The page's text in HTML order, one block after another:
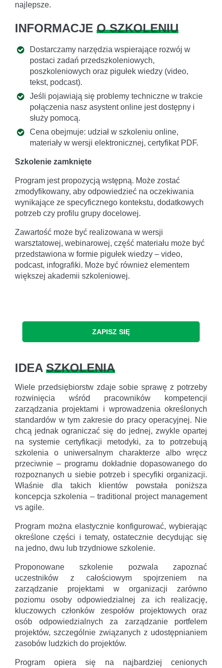
najlepsze.
INFORMACJE O SZKOLENIU
Dostarczamy narzędzia wspierające rozwój w
postaci zadań przedszkoleniowych,
poszkoleniowych oraz pigułek wiedzy (video,
tekst, podcast).
Jeśli pojawiają się problemy techniczne w trakcie
połączenia nasz asystent online jest dostępny i
służy pomocą.
Cena obejmuje: udział w szkoleniu online,
materiały w wersji elektronicznej, certyfikat PDF.
Szkolenie zamknięte
Program jest propozycją wstępną. Może zostać
zmodyfikowany, aby odpowiedzieć na oczekiwania
wynikające ze specyficznego kontekstu, dodatkowych
potrzeb czy profilu grupy docelowej.
Zawartość może być realizowana w wersji
warsztatowej, webinarowej, część materiału może być
przedstawiona w formie pigułek wiedzy – video,
podcast, infografiki. Może być również elementem
większej akademii szkoleniowej.
ZAPISZ SIĘ
IDEA SZKOLENIA
Wiele przedsiębiorstw zdaje sobie sprawę z potrzeby
rozwinięcia wśród pracowników kompetencji
zarządzania projektami i wprowadzenia określonych
standardów w tym zakresie do pracy operacyjnej. Nie
chcą jednak ograniczać się do jednej, zwykle opartej
na systemie certyfikacji metodyki, za to potrzebują
szkolenia o uniwersalnym charakterze albo wręcz
przeciwnie – programu dokładnie dopasowanego do
rozpoznanych u siebie potrzeb i specyfiki organizacji.
Właśnie dla takich klientów powstała poniższa
koncepcja szkolenia – traditional project management
vs agile.
Program można elastycznie konfigurować, wybierając
określone części i tematy, ostatecznie decydując się
na jedno, dwu lub trzydniowe szkolenie.
Proponowane szkolenie pozwala zapoznać
uczestników z całościowym spojrzeniem na
zarządzanie projektami w organizacji zarówno
poziomu osoby odpowiedzialnej za ich realizację,
kluczowych członków zespołów projektowych oraz
osób odpowiedzialnych za zarządzanie portfelem
projektów, szczególnie związanych z udostępnianiem
zasobów ludzkich do projektów.
Program opiera się na najbardziej cenionych